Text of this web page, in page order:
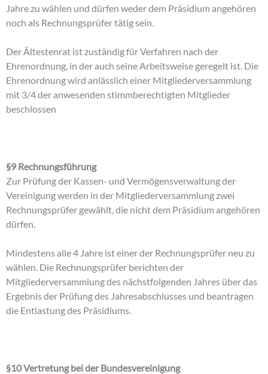
Jahre zu wählen und dürfen weder dem Präsidium angehören
noch als Rechnungsprüfer tätig sein.
Der Ältestenrat ist zuständig für Verfahren nach der
Ehrenordnung, in der auch seine Arbeitsweise geregelt ist. Die
Ehrenordnung wird anlässlich einer Mitgliederversammlung
mit 3/4 der anwesenden stimmberechtigten Mitglieder
beschlossen
§9 Rechnungsführung
Zur Prüfung der Kassen- und Vermögensverwaltung der
Vereinigung werden in der Mitgliederversammlung zwei
Rechnungsprüfer gewählt, die nicht dem Präsidium angehören
dürfen.
Mindestens alle 4 Jahre ist einer der Rechnungsprüfer neu zu
wählen. Die Rechnungsprüfer berichten der
Mitgliederversammlung des nächstfolgenden Jahres über das
Ergebnis der Prüfung des Jahresabschlusses und beantragen
die Entlastung des Präsidiums.
§10 Vertretung bei der Bundesvereinigung